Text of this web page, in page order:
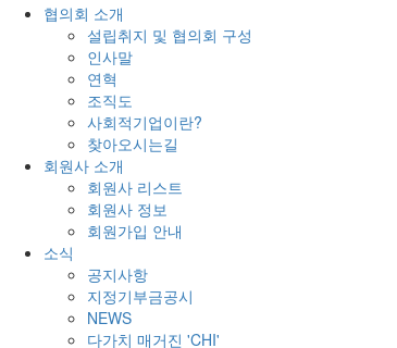
협의회 소개
설립취지 및 협의회 구성
인사말
연혁
조직도
사회적기업이란?
찾아오시는길
회원사 소개
회원사 리스트
회원사 정보
회원가입 안내
소식
공지사항
지정기부금공시
NEWS
다가치 매거진 'CHI'